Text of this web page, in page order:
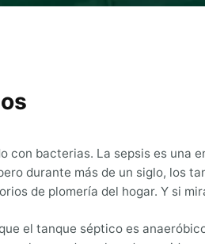
bacterias. La sepsis es una
durante más de un siglo, los
de plomería del hogar. Y si
el tanque séptico es